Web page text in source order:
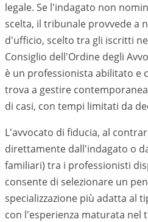
legale. Se l'indagato non
scelta, il tribunale provvede a
d'ufficio, scelto tra gli iscritti
Consiglio dell'Ordine degli
è un professionista abilitato e
trova a gestire
di casi, con tempi limitati da
L'avvocato di fiducia, al
direttamente dall'indagato o
familiari) tra i professionisti
consente di selezionare un
specializzazione più adatta al
con l'esperienza maturata nel